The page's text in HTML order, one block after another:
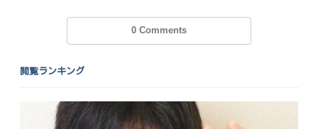
0 Comments
閲覧ランキング